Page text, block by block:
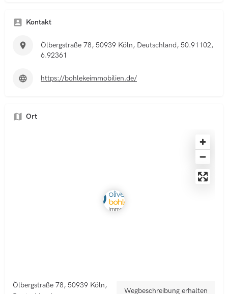
Kontakt
Ölbergstraße 78, 50939 Köln, Deutschland, 50.91102,
6.92361
https://bohlekeimmobilien.de/
Ort
Ölbergstraße 78, 50939 Köln,
Wegbeschreibung erhalten